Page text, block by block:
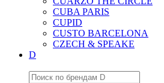
CUBA PARIS
CUPID
CUSTO BARCELONA
CZECH & SPEAKE
D